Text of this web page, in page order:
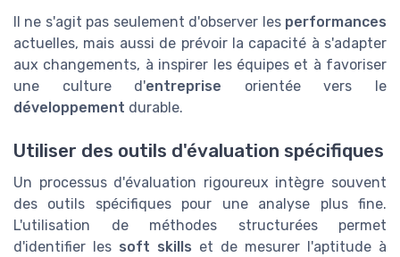
Il ne s'agit pas seulement d'observer les performances
actuelles, mais aussi de prévoir la capacité à s'adapter
aux changements, à inspirer les équipes et à favoriser
une culture d'entreprise orientée vers le
développement durable.
Utiliser des outils d'évaluation spécifiques
Un processus d'évaluation rigoureux intègre souvent
des outils spécifiques pour une analyse plus fine.
L'utilisation de méthodes structurées permet
d'identifier les soft skills et de mesurer l'aptitude à